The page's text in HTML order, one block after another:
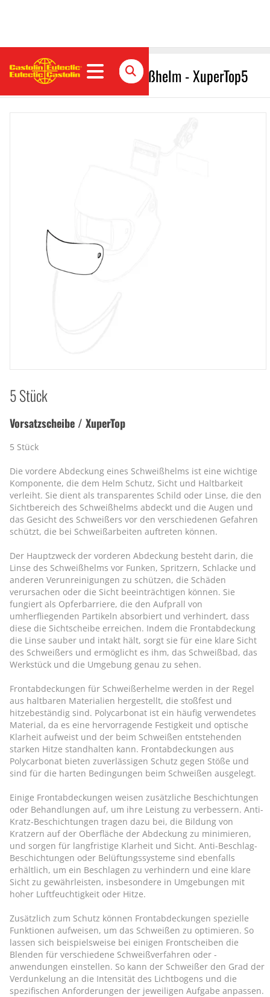
Vorsatzscheibe für Schweißhelm - XuperTop5
5 Stück
Vorsatzscheibe / XuperTop
5 Stück
Die vordere Abdeckung eines Schweißhelms ist eine wichtige
Komponente, die dem Helm Schutz, Sicht und Haltbarkeit
verleiht. Sie dient als transparentes Schild oder Linse, die den
Sichtbereich des Schweißhelms abdeckt und die Augen und
das Gesicht des Schweißers vor den verschiedenen Gefahren
schützt, die bei Schweißarbeiten auftreten können.
Der Hauptzweck der vorderen Abdeckung besteht darin, die
Linse des Schweißhelms vor Funken, Spritzern, Schlacke und
anderen Verunreinigungen zu schützen, die Schäden
verursachen oder die Sicht beeinträchtigen können. Sie
fungiert als Opferbarriere, die den Aufprall von
umherfliegenden Partikeln absorbiert und verhindert, dass
diese die Sichtscheibe erreichen. Indem die Frontabdeckung
die Linse sauber und intakt hält, sorgt sie für eine klare Sicht
des Schweißers und ermöglicht es ihm, das Schweißbad, das
Werkstück und die Umgebung genau zu sehen.
Frontabdeckungen für Schweißerhelme werden in der Regel
aus haltbaren Materialien hergestellt, die stoßfest und
hitzebeständig sind. Polycarbonat ist ein häufig verwendetes
Material, da es eine hervorragende Festigkeit und optische
Klarheit aufweist und der beim Schweißen entstehenden
starken Hitze standhalten kann. Frontabdeckungen aus
Polycarbonat bieten zuverlässigen Schutz gegen Stöße und
sind für die harten Bedingungen beim Schweißen ausgelegt.
Einige Frontabdeckungen weisen zusätzliche Beschichtungen
oder Behandlungen auf, um ihre Leistung zu verbessern. Anti-
Kratz-Beschichtungen tragen dazu bei, die Bildung von
Kratzern auf der Oberfläche der Abdeckung zu minimieren,
und sorgen für langfristige Klarheit und Sicht. Anti-Beschlag-
Beschichtungen oder Belüftungssysteme sind ebenfalls
erhältlich, um ein Beschlagen zu verhindern und eine klare
Sicht zu gewährleisten, insbesondere in Umgebungen mit
hoher Luftfeuchtigkeit oder Hitze.
Zusätzlich zum Schutz können Frontabdeckungen spezielle
Funktionen aufweisen, um das Schweißen zu optimieren. So
lassen sich beispielsweise bei einigen Frontscheiben die
Blenden für verschiedene Schweißverfahren oder -
anwendungen einstellen. So kann der Schweißer den Grad der
Verdunkelung an die Intensität des Lichtbogens und die
spezifischen Anforderungen der jeweiligen Aufgabe anpassen.